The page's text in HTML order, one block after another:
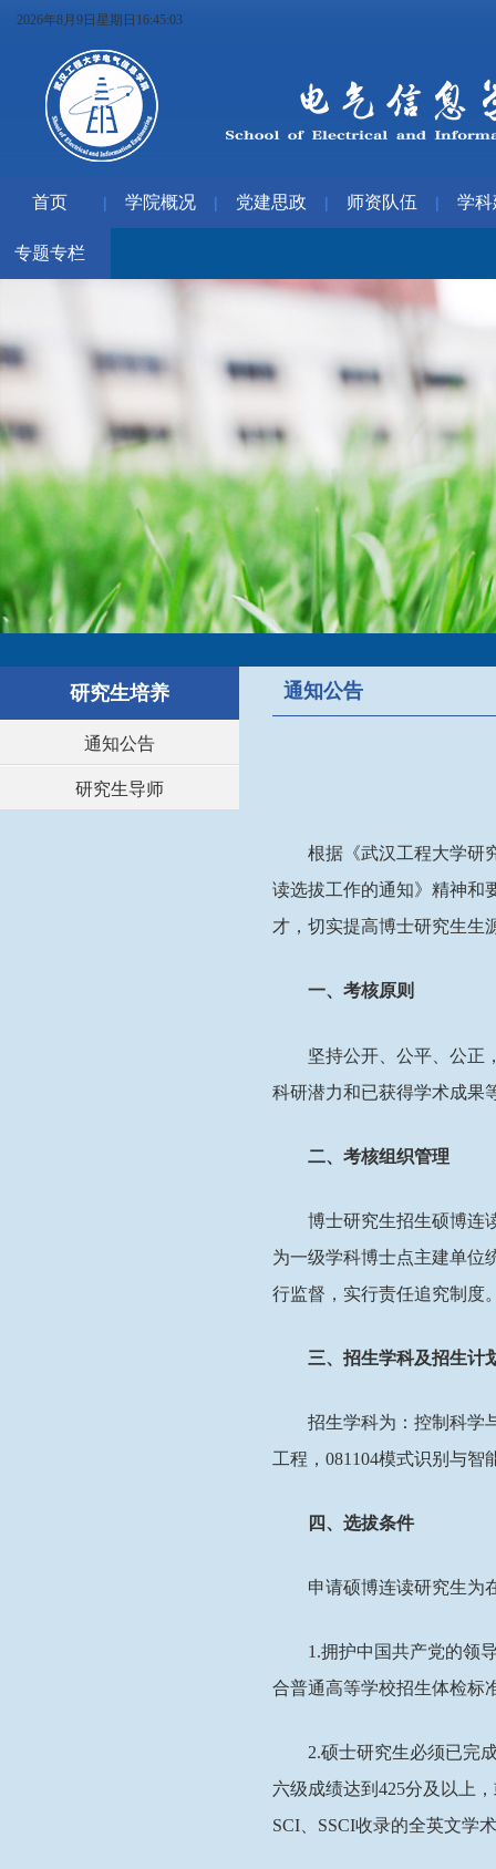
2026年8月9日星期日16:45:04
首页 | 学院概况 | 党建思政 | 师资队伍 | 学
专题专栏
研究生培养
通知公告
研究生导师
通知公告
根据《武汉工程大学研
读选拔工作的通知》精神和
才，切实提高博士研究生生
一、考核原则
坚持公开、公平、公正
科研潜力和已获得学术成果
二、考核组织管理
博士研究生招生硕博连
为一级学科博士点主建单位
行监督，实行责任追究制度
三、招生学科及招生计
招生学科为：控制科学
工程， 081104模式识别与智
四、选拔条件
申请硕博连读研究生为
1.拥护中国共产党的领
合普通高等学校招生体检标
2.硕士研究生必须已完
六级成绩达到 425分及以上
SCI
SSCI收录的全英文学